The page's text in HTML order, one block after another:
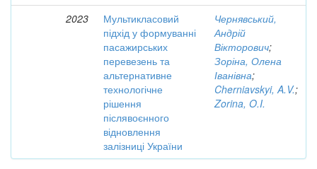
2023
Мультикласовий
підхід у формуванні
пасажирських
перевезень та
альтернативне
технологічне
рішення
післявоєнного
відновлення
залізниці України
Чернявський,
Андрій
Вікторович;
Зоріна, Олена
Іванівна;
Cherniavskyi, A.V.;
Zorina, O.I.